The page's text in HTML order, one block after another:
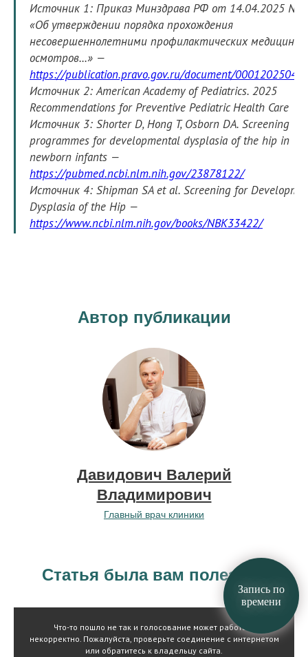
Источник 1: Приказ Минздрава РФ от 14.04.2025 №
«Об утверждении порядка прохождения
несовершеннолетними профилактических
осмотров...» —
https://publication.pravo.gov.ru/document/
Источник 2: American Academy of Pediatrics. 2025
Recommendations for Preventive Pediatric Health Care
Источник 3: Shorter D, Hong T, Osborn DA. Screening
programmes for developmental dysplasia of the hip in
newborn infants —
https://pubmed.ncbi.nlm.nih.gov/23878122/
Источник 4: Shipman SA et al. Screening for
Dysplasia of the Hip —
https://www.ncbi.nlm.nih.gov/books/NBK33422/
Автор публикации
Давидович Валерий
Владимирович
Главный врач клиники
Статья была вам полезна?
Что-то пошло не так и голосование может работать
некорректно. Пожалуйста, проверьте соединение с интернетом
или обратитесь к владельцу сайта.
Запись по
времени